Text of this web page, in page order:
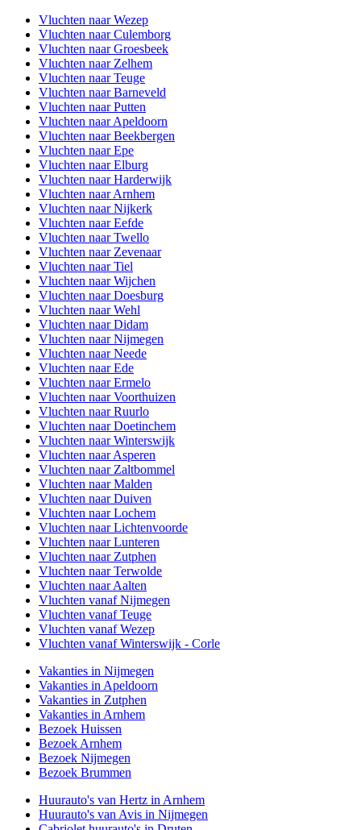
Vluchten naar Wezep
Vluchten naar Culemborg
Vluchten naar Groesbeek
Vluchten naar Zelhem
Vluchten naar Teuge
Vluchten naar Barneveld
Vluchten naar Putten
Vluchten naar Apeldoorn
Vluchten naar Beekbergen
Vluchten naar Epe
Vluchten naar Elburg
Vluchten naar Harderwijk
Vluchten naar Arnhem
Vluchten naar Nijkerk
Vluchten naar Eefde
Vluchten naar Twello
Vluchten naar Zevenaar
Vluchten naar Tiel
Vluchten naar Wijchen
Vluchten naar Doesburg
Vluchten naar Wehl
Vluchten naar Didam
Vluchten naar Nijmegen
Vluchten naar Neede
Vluchten naar Ede
Vluchten naar Ermelo
Vluchten naar Voorthuizen
Vluchten naar Ruurlo
Vluchten naar Doetinchem
Vluchten naar Winterswijk
Vluchten naar Asperen
Vluchten naar Zaltbommel
Vluchten naar Malden
Vluchten naar Duiven
Vluchten naar Lochem
Vluchten naar Lichtenvoorde
Vluchten naar Lunteren
Vluchten naar Zutphen
Vluchten naar Terwolde
Vluchten naar Aalten
Vluchten vanaf Nijmegen
Vluchten vanaf Teuge
Vluchten vanaf Wezep
Vluchten vanaf Winterswijk - Corle
Vakanties in Nijmegen
Vakanties in Apeldoorn
Vakanties in Zutphen
Vakanties in Arnhem
Bezoek Huissen
Bezoek Arnhem
Bezoek Nijmegen
Bezoek Brummen
Huurauto's van Hertz in Arnhem
Huurauto's van Avis in Nijmegen